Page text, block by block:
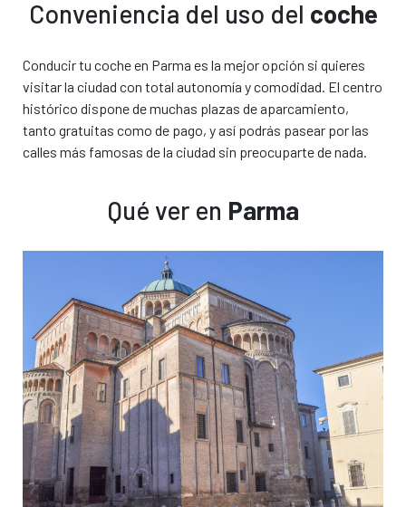
El coche que has
elegido
€ 0,00 / día
Todo incluido
Características
¡Reserva este coche!
El coche que te
ofrecemos
€ 0,00 / día
€Todo incluido
Características
¡Reserva este coche!
Conveniencia del uso del coche
Conducir tu coche en Parma es la mejor opción si quieres
visitar la ciudad con total autonomía y comodidad. El centro
histórico dispone de muchas plazas de aparcamiento,
tanto gratuitas como de pago, y así podrás pasear por las
calles más famosas de la ciudad sin preocuparte de nada.
Qué ver en Parma